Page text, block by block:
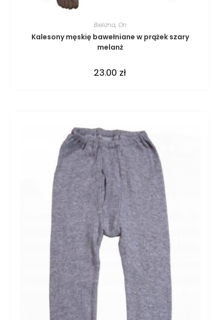
Bielizna, On
Kalesony męskię bawełniane w prążek szary
melanż
23.00 zł